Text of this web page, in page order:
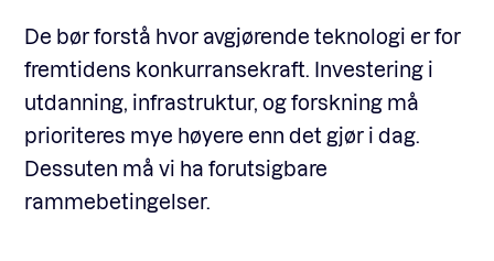
De bør forstå hvor avgjørende teknologi er for
fremtidens konkurransekraft. Investering i
utdanning, infrastruktur, og forskning må
prioriteres mye høyere enn det gjør i dag.
Dessuten må vi ha forutsigbare
rammebetingelser.